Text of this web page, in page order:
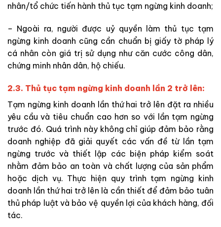
nhân/tổ chức tiến hành thủ tục tạm ngừng kinh doanh;
– Ngoài ra, người được uỷ quyền làm thủ tục tạm
ngừng kinh doanh cũng cần chuẩn bị giấy tờ pháp lý
cá nhân còn giá trị sử dụng như căn cước công dân,
chứng minh nhân dân, hộ chiếu.
2.3. Thủ tục tạm ngừng kinh doanh lần 2 trở lên:
Tạm ngừng kinh doanh lần thứ hai trở lên đặt ra nhiều
yêu cầu và tiêu chuẩn cao hơn so với lần tạm ngừng
trước đó. Quá trình này không chỉ giúp đảm bảo rằng
doanh nghiệp đã giải quyết các vấn đề từ lần tạm
ngừng trước và thiết lập các biện pháp kiểm soát
nhằm đảm bảo an toàn và chất lượng của sản phẩm
hoặc dịch vụ. Thực hiện quy trình tạm ngừng kinh
doanh lần thứ hai trở lên là cần thiết để đảm bảo tuân
thủ pháp luật và bảo vệ quyền lợi của khách hàng, đối
tác.